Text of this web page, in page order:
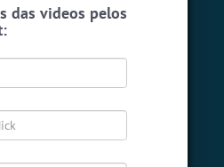
Español © 2018 Brazink
das videos pelos